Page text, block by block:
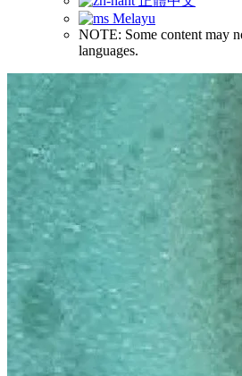
Melayu
NOTE: Some content may
languages.